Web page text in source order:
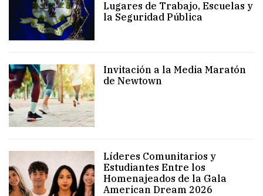
Lugares de Trabajo, Escuelas y
la Seguridad Pública
Invitación a la Media Maratón
de Newtown
Líderes Comunitarios y
Estudiantes Entre los
Homenajeados de la Gala
American Dream 2026